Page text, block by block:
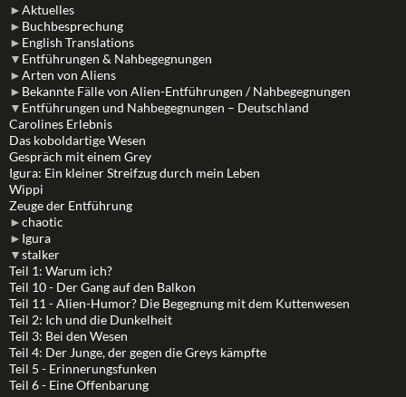
►Aktuelles
► Buchbesprechung
► English Translations
▼ Entführungen & Nahbegegnungen
►Arten von Aliens
► Bekannte Fälle von Alien-Entführungen / Nahbegegnungen
▼ Entführungen und Nahbegegnungen – Deutschland
Carolines Erlebnis
Das koboldartige Wesen
Gespräch mit einem Grey
Igura: Ein kleiner Streifzug durch mein Leben
Wippi
Zeuge der Entführung
►chaotic
► Igura
▼stalker
Teil 1: Warum ich?
Teil 10 - Der Gang auf den Balkon
Teil 11 - Alien-Humor? Die Begegnung mit dem Kuttenwesen
Teil 2: Ich und die Dunkelheit
Teil 3: Bei den Wesen
Teil 4: Der Junge, der gegen die Greys kämpfte
Teil 5 - Erinnerungsfunken
Teil 6 - Eine Offenbarung